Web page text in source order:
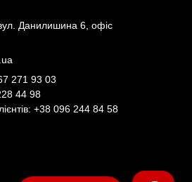
Данилишина 6, офіс
271 93 03
44 98
+38 096 244 84 58